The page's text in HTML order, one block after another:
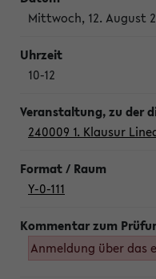
Mittwoch, 12. August
10-12
240009 1. Klausur
Y-0-111
Anmeldung über das